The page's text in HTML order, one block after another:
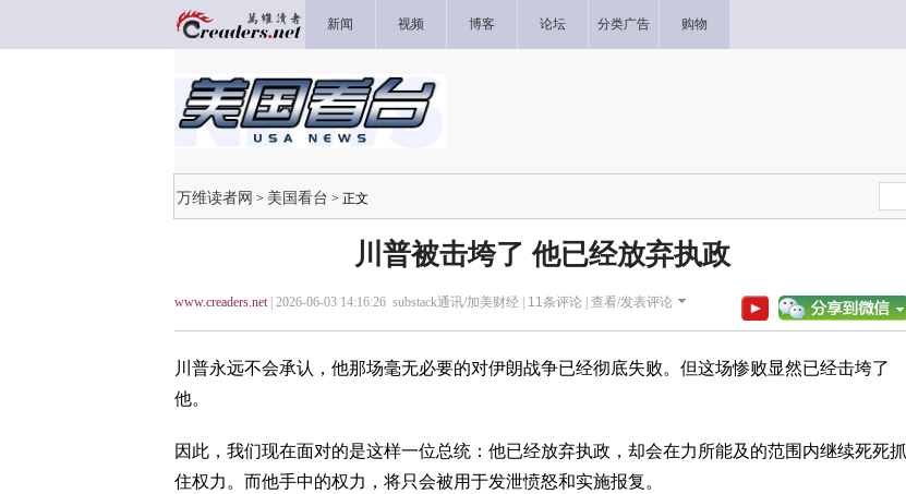
新闻 视频 博客 论坛 分类广告 购物
万维读者网 > 美国看台 > 正文
川普被击垮了 他已经放弃执政
www.creaders.net| 2026-06-03 14:16:26 substack通讯/加美财经 | 11条评论 | 查看/发表评论
川普永远不会承认，他那场毫无必要的对伊朗战争已经彻底失败。但这场惨败显然已经击垮了
他。
因此，我们现在面对的是这样一位总统：他已经放弃执政，却会在力所能及的范围内继续死死抓
住权力。而他手中的权力，将只会被用于发泄愤怒和实施报复。